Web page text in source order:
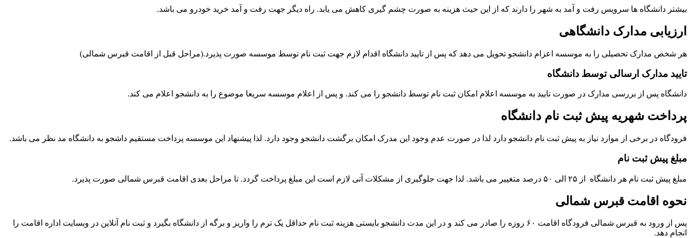
بیشتر دانشگاه ها سرویس رفت و آمد به شهر را دارند که از این حیث هزینه به صورت چشم گیری کاهش می یابد. راه دیگر جهت رفت و آمد خرید خودرو می باشد.
ارزیابی مدارک دانشگاهی
هر شخص مدارک تحصیلی را به موسسه اعزام دانشجو تحویل می دهد که پس از تایید دانشگاه اقدام لازم جهت ثبت نام توسط موسسه صورت پذیرد.(مراحل قبل از اقامت قبرس شمالی)
تایید مدارک ارسالی توسط دانشگاه
دانشگاه پس از بررسی مدارک در صورت تایید به موسسه اعلام امکان ثبت نام توسط دانشجو را می کند. و پس از اعلام موسسه سریعا موضوع را به دانشجو اعلام می کند.
پرداخت شهریه پیش ثبت نام دانشگاه
فرودگاه در برخی از موارد نیاز به پیش ثبت نام دانشجو دارد لذا در صورت عدم وجود این مدرک امکان برگشت دانشجو وجود دارد. لذا پیشنهاد این موسسه پرداخت مستقیم داشجو به دانشگاه مد نظر می باشد.
مبلغ پیش ثبت نام
مبلغ پیش ثبت نام هر دانشگاه از ۲۵ الی ۵۰ درصد متغییر می باشد. لذا جهت جلوگیری از مشکلات آتی لازم است این مبلغ پرداخت گردد. تا مراحل بعدی اقامت قبرس شمالی صورت پذیرد.
نحوه اقامت قبرس شمالی
پس از ورود به قبرس شمالی فرودگاه اقامت ۶۰ روزه را صادر می کند و در این مدت دانشجو بایستی هزینه ثبت نام حداقل یک ترم را واریز و برگه از دانشگاه بگیرد و ثبت نام آنلاین در وبسایت اداره اقامت را
انجام دهد.